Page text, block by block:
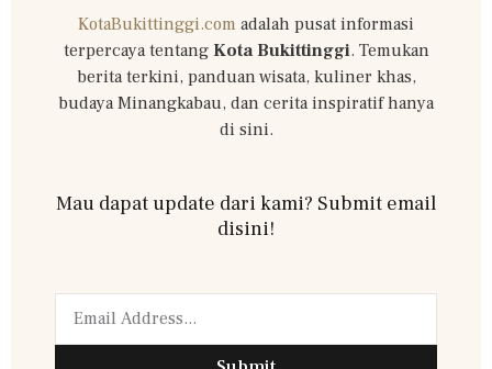
KotaBukittinggi.com adalah pusat informasi
terpercaya tentang Kota Bukittinggi. Temukan
berita terkini, panduan wisata, kuliner khas,
budaya Minangkabau, dan cerita inspiratif hanya
di sini.
Mau dapat update dari kami? Submit email
disini!